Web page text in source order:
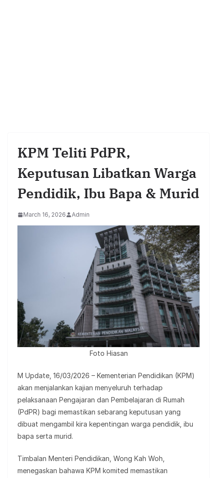
KPM Teliti PdPR,
Keputusan Libatkan Warga
Pendidik, Ibu Bapa & Murid
March 16, 2026 Admin
Foto Hiasan
M Update, 16/03/2026 – Kementerian Pendidikan (KPM)
akan menjalankan kajian menyeluruh terhadap
pelaksanaan Pengajaran dan Pembelajaran di Rumah
(PdPR) bagi memastikan sebarang keputusan yang
dibuat mengambil kira kepentingan warga pendidik, ibu
bapa serta murid.
Timbalan Menteri Pendidikan, Wong Kah Woh,
menegaskan bahawa KPM komited memastikan